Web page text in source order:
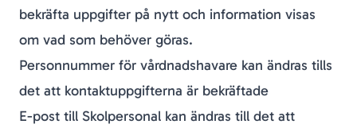
bekräfta uppgifter på nytt och information visas
om vad som behöver göras.
Personnummer för vårdnadshavare kan ändras tills
det att kontaktuppgifterna är bekräftade
E-post till Skolpersonal kan ändras till det att